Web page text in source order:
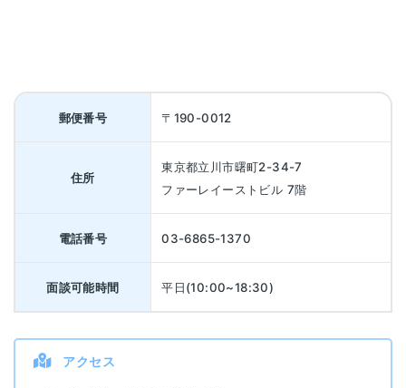
郵便番号 〒190-0012
住所
東京都立川市曙町2-34-7
ファーレイーストビル 7階
電話番号 03-6865-1370
面談可能時間 平日(10:00~18:30)
アクセス